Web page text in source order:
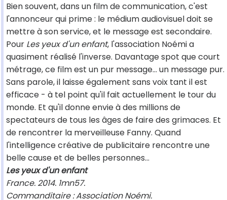
Bien souvent, dans un film de communication, c'est
l'annonceur qui prime : le médium audiovisuel doit se
mettre à son service, et le message est secondaire.
Pour Les yeux d'un enfant, l'association Noémi a
quasiment réalisé l'inverse. Davantage spot que court
métrage, ce film est un pur message… un message pur.
Sans parole, il laisse également sans voix tant il est
efficace - à tel point qu'il fait actuellement le tour du
monde. Et qu'il donne envie à des millions de
spectateurs de tous les âges de faire des grimaces. Et
de rencontrer la merveilleuse Fanny. Quand
l'intelligence créative de publicitaire rencontre une
belle cause et de belles personnes…
Les yeux d'un enfant
France. 2014. 1mn57.
Commanditaire : Association Noémi.